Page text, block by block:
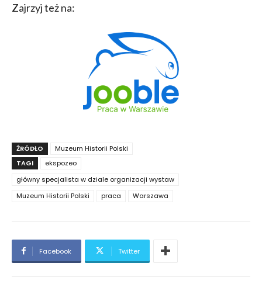
Zajrzyj też na:
ŹRÓDŁO
Muzeum Historii Polski
TAGI
ekspozeo
główny specjalista w dziale organizacji wystaw
Muzeum Historii Polski
praca Warszawa
Facebook Twitter